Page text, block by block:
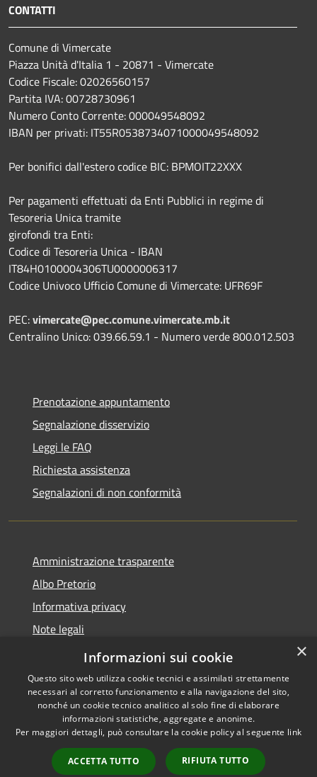
CONTATTI
Comune di Vimercate
Piazza Unità d'Italia 1 - 20871 - Vimercate
Codice Fiscale: 02026560157
Partita IVA: 00728730961
Numero Conto Corrente: 000049548092
IBAN per privati: IT55R0538734071000049548092
Per bonifici dall'estero codice BIC: BPMOIT22XXX
Per pagamenti effettuati da Enti Pubblici in regime di
Tesoreria Unica tramite
girofondi tra Enti:
Codice di Tesoreria Unica - IBAN
IT84H0100004306TU0000006317
Codice Univoco Ufficio Comune di Vimercate: UFR69F
PEC:vimercate@pec.comune.vimercate.mb.it
Centralino Unico: 039.66.59.1 - Numero verde 800.012.503
Prenotazione appuntamento
Segnalazione disservizio
Leggi le FAQ
Richiesta assistenza
Segnalazioni di non conformità
Amministrazione trasparente
Albo Pretorio
Informativa privacy
Note legali
Dichiarazione di accessibilità
Accessibilità
Copyright © 2026 • Città di
Vimercate • Powered by
Municipium•
Accesso
×
Informazioni sui cookie
Questo sito web utilizza cookie tecnici e assimilati strettamente
necessari al corretto funzionamento e alla navigazione del sito,
nonché un cookie tecnico analitico al solo fine di elaborare
informazioni statistiche, aggregate e anonime.
Per maggiori dettagli, può consultare la cookie policy al seguente link
ACCETTA TUTTO RIFIUTA TUTTO